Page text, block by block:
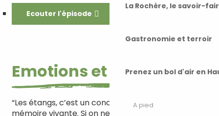
La Rochère, le savoir-
Gastronomie et terroir
Prenez un bol d'air en
A pied
Ecouter l'épisode
Emotions et anecdotes
“Les étangs, c’est un concentré de culture. Une
mémoire vivante. Si on ne fait rien, dans 50 ans, ils